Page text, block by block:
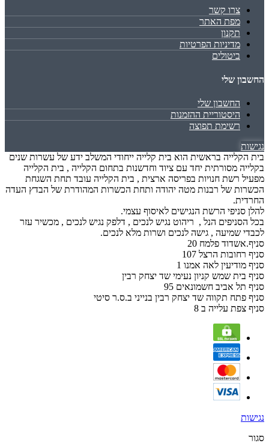
צרו קשר
מפת האתר
תקנון
מדיניות הפרטיות
ביטולים
החשבון שלי
החשבון שלי
היסטוריית ההזמנות
רשימת תפוצה
נגישות
בית הקלייה בראשית הוא בית קלייה ייחודי המשלב ידע של עשרות שנים
בקלייה מסורתית יחד עם ציוד וחדשנות בתחום הקלייה , בית הקלייה
מפעיל רשת חנויות בפריסה ארצית , בית הקלייה עובד תחת השגחת
הכשרות של רבנות מטה יהודה ותחת הכשרות המהודרת של הבדץ העדה
החרדית.
להלן סניפי הרשת הנגישים לאיסוף עצמי.
בכל הסניפים הנל , ריהוט נגיש לנכים , דלפק נגיש לנכים , מכשיר עזר
לכבדי שמיעה , גישה לנכים ושרות מלא לנכים.
סניף.אשדוד פלמח 20
סניף רחובות הרצל 107
סניף מודיעין לאה אמנו 1
סניף בית שמש קניון נעימי שד יצחק רבין
סניף תל אביב חשמונאים 95
סניף פתח תקווה שד יצחק רבין בנייני ב.ס.ר סיטי
סניף צפת עלייה ב 8
נגישות
סגור